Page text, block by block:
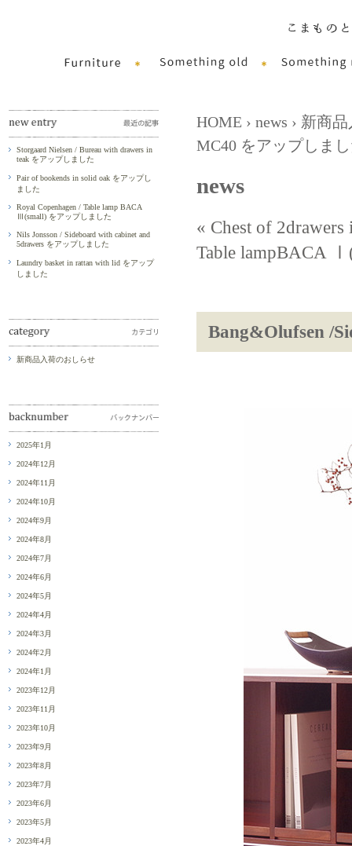
HOME › news › 新商
MC40 をアップしま
news
« Chest of
Table lampBACA
Bang&Olufsen /
Storgaard Nielsen / Bureau with drawers in
teak をアップしました
Pair of bookends in solid oak をアップし
ました
Royal Copenhagen / Table lamp BACA
Ⅲ(small) をアップしました
Nils Jonsson / Sideboard with cabinet and
5drawers をアップしました
Laundry basket in rattan with lid をアップ
しました
新商品入荷のおしらせ
2025年1月
2024年12月
2024年11月
2024年10月
2024年9月
2024年8月
2024年7月
2024年6月
2024年5月
2024年4月
2024年3月
2024年2月
2024年1月
2023年12月
2023年11月
2023年10月
2023年9月
2023年8月
2023年7月
2023年6月
2023年5月
2023年4月